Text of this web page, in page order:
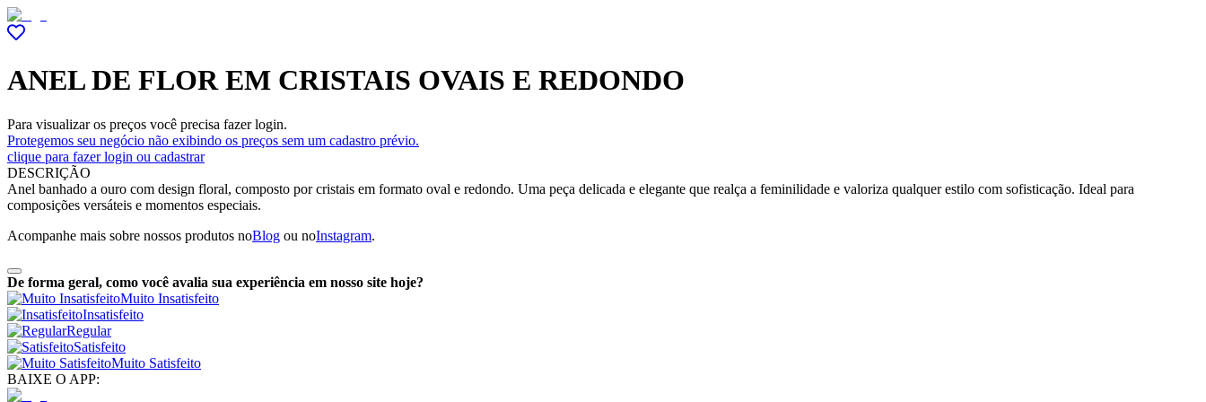
ANEL DE FLOR EM CRISTAIS OVAIS E REDONDO
Para visualizar os preços você precisa fazer login.
Protegemos seu negócio não exibindo os preços sem um cadastro prévio.
clique para fazer login ou cadastrar
DESCRIÇÃO
Anel banhado a ouro com design floral, composto por cristais em formato oval e redondo. Uma peça delicada e elegante que realça a feminilidade e valoriza qualquer estilo com sofisticação. Ideal para
composições versáteis e momentos especiais.
Acompanhe mais sobre nossos produtos noBlog ou noInstagram.
De forma geral, como você avalia sua experiência em nosso site hoje?
Muito Insatisfeito
Insatisfeito
Regular
Satisfeito
Muito Satisfeito
BAIXE O APP: